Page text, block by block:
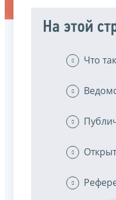
На этой
Что